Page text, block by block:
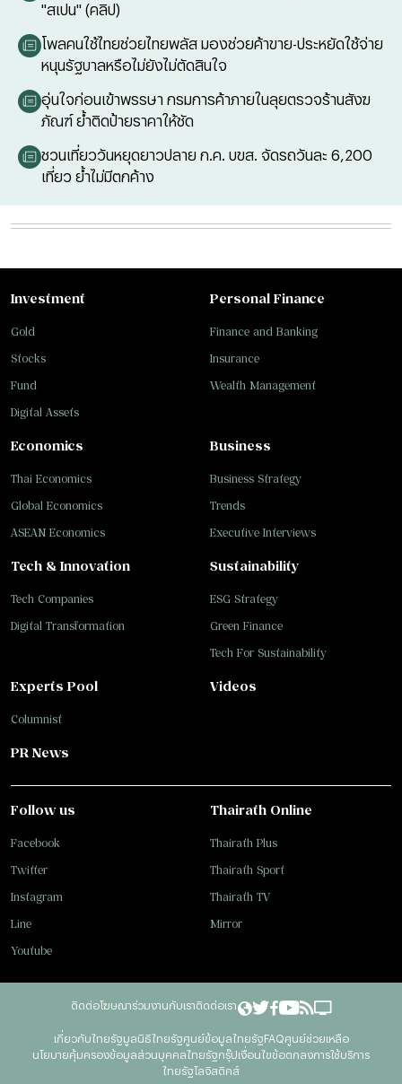
"สเปน" (คลิป)
โพลคนใช้ไทยช่วยไทยพลัส มองช่วยค้าขาย-ประหยัดใช้จ่าย
หนุนรัฐบาลหรือไม่ยังไม่ตัดสินใจ
อุ่นใจก่อนเข้าพรรษา กรมการค้าภายในลุยตรวจร้านสังฆ
ภัณฑ์ ย้ำติดป้ายราคาให้ชัด
ชวนเที่ยววันหยุดยาวปลาย ก.ค. บขส. จัดรถวันละ 6,200
เที่ยว ย้ำไม่มีตกค้าง
Investment
Gold
Stocks
Fund
Digital Assets
Personal Finance
Finance and Banking
Insurance
Wealth Management
Business
Business Strategy
Trends
Executive Interviews
Tech & Innovation
Tech Companies
Digital Transformation
Sustainability
ESG Strategy
Green Finance
Tech For Sustainability
Economics
Thai Economics
Global Economics
ASEAN Economics
Experts Pool
Columnist
Videos
PR News
Follow us
Facebook
Twitter
Instagram
Line
Youtube
Thairath Online
Thairath Plus
Thairath Sport
Thairath TV
Mirror
ติดต่อโฆษณาร่วมงานกับเราติดต่อเรา
เกี่ยวกับไทยรัฐมูลนิธิไทยรัฐศูนย์ข้อมูลไทยรัฐFAQศูนย์ช่วยเหลือ
นโยบายคุ้มครองข้อมูลส่วนบุคคลไทยรัฐกรุ๊ปเงื่อนไขข้อตกลงการใช้บริการ
ไทยรัฐโลจิสติคส์